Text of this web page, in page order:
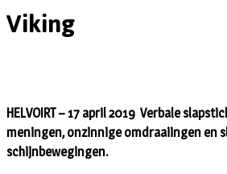
Viking
HELVOIRT – 17 april 2019 Verbale
meningen, onzinnige omdraaiingen en
schijnbewegingen.